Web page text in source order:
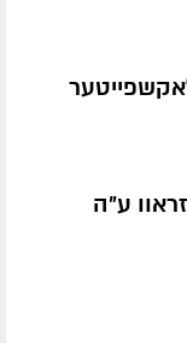
ע״ה